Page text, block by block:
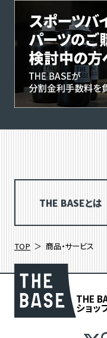
THE BASEとは
TOP 商品・サービス
THE
ショッ